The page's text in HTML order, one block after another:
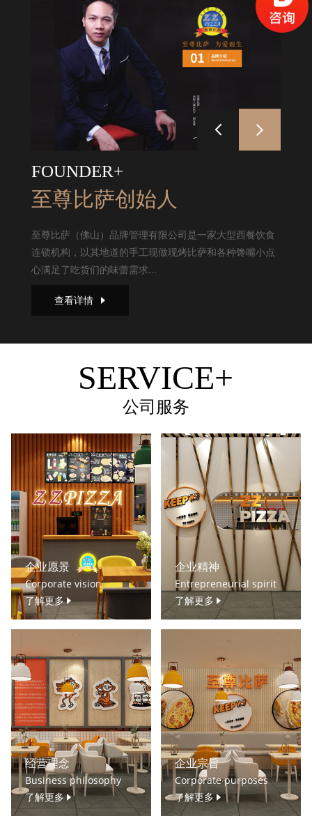
FOUNDER+
至尊比萨创始人
至尊比萨（佛山）品牌管理有限公司是一家大型西餐饮食
连锁机构，以其地道的手工现做现烤比萨和各种馋嘴小点
心满足了吃货们的味蕾需求...
查看详情
SERVICE+
公司服务
企业愿景
Corporate vision
了解更多
企业精神
Entrepreneurial spirit
了解更多
经营理念
Business philosophy
了解更多
企业宗旨
Corporate purposes
了解更多